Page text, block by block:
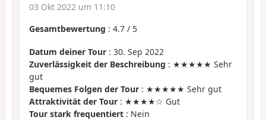
03 Okt 2022 um 11:10
Gesamtbewertung : 4.7 / 5
Datum deiner Tour : 30. Sep 2022
Zuverlässigkeit der Beschreibung : ★★★★★ Sehr
gut
Bequemes Folgen der Tour : ★★★★★ Sehr gut
Attraktivität der Tour : ★★★★☆ Gut
Tour stark frequentiert : Nein